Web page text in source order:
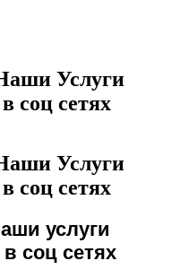
Услуги
соц сетях
Услуги
соц сетях
услуги
соц сетях